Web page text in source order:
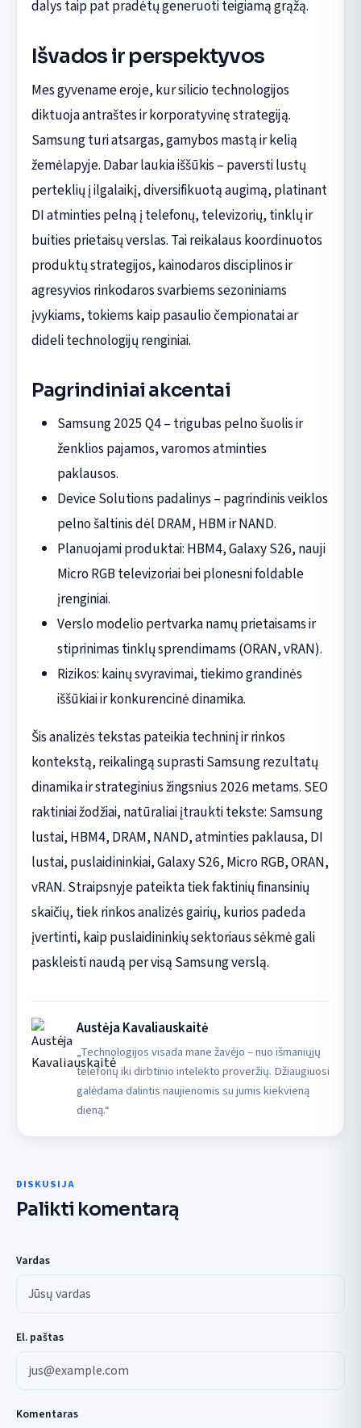
dalys taip pat pradėtų generuoti teigiamą grąžą.
Išvados ir perspektyvos
Mes gyvename eroje, kur silicio technologijos
diktuoja antraštes ir korporatyvinę strategiją.
Samsung turi atsargas, gamybos mastą ir kelią
žemėlapyje. Dabar laukia iššūkis – paversti lustų
perteklių į ilgalaikį, diversifikuotą augimą, platinant
DI atminties pelną į telefonų, televizorių, tinklų ir
buities prietaisų verslas. Tai reikalaus koordinuotos
produktų strategijos, kainodaros disciplinos ir
agresyvios rinkodaros svarbiems sezoniniams
įvykiams, tokiems kaip pasaulio čempionatai ar
dideli technologijų renginiai.
Pagrindiniai akcentai
Samsung 2025 Q4 – trigubas pelno šuolis ir
ženklios pajamos, varomos atminties
paklausos.
Device Solutions padalinys – pagrindinis veiklos
pelno šaltinis dėl DRAM, HBM ir NAND.
Planuojami produktai: HBM4, Galaxy S26, nauji
Micro RGB televizoriai bei plonesni foldable
įrenginiai.
Verslo modelio pertvarka namų prietaisams ir
stiprinimas tinklų sprendimams (ORAN, vRAN).
Rizikos: kainų svyravimai, tiekimo grandinės
iššūkiai ir konkurencinė dinamika.
Šis analizės tekstas pateikia techninį ir rinkos
kontekstą, reikalingą suprasti Samsung rezultatų
dinamika ir strateginius žingsnius 2026 metams. SEO
raktiniai žodžiai, natūraliai įtraukti tekste: Samsung
lustai, HBM4, DRAM, NAND, atminties paklausa, DI
lustai, puslaidininkiai, Galaxy S26, Micro RGB, ORAN,
vRAN. Straipsnyje pateikta tiek faktinių finansinių
skaičių, tiek rinkos analizės gairių, kurios padeda
įvertinti, kaip puslaidininkių sektoriaus sėkmė gali
paskleisti naudą per visą Samsung verslą.
Austėja Kavaliauskaitė
„Technologijos visada mane žavėjo – nuo išmaniųjų
telefonų iki dirbtinio intelekto proveržių. Džiaugiuosi
galėdama dalintis naujienomis su jumis kiekvieną
dieną.“
DISKUSIJA
Palikti komentarą
Vardas
El. paštas
Komentaras